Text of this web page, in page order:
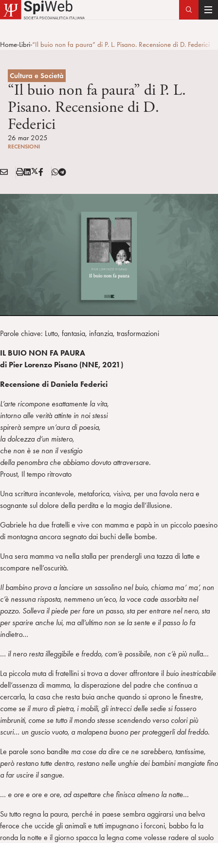
T
g
Home>Libri>“Il buio non fa paura” di P. L. Pisano. Recensione di D. Federici
Cultura e Società
“Il buio non fa paura” di P. L.
Pisano. Recensione di D.
Federici
26 mar 2025
RECENSIONI
Condividi:
E
A
S
a
L
n
X
T
F
T
l
Parole chiave: Lutto, fantasia, infanzia, trasformazioni
IL BUIO NON FA PAURA
di Pier Lorenzo Pisano (NNE, 2021)
Recensione di Daniela Federici
L’arte ricompone esattamente la vita,
intorno alle verità attinte in noi stessi
spirerà sempre un’aura di poesia,
la dolcezza d’un mistero,
che non è se non il vestigio
della penombra che abbiamo dovuto attraversare.
Proust, Il tempo ritrovato
Una scrittura incantevole, metaforica, visiva, per una favola nera e
sognante sul dolore della perdita e la magia dell’illusione.
Gabriele ha due fratelli e vive con mamma e papà in un piccolo paesino
di montagna ancora segnato dai buchi delle bombe.
Una sera mamma va nella stalla per prendergli una tazza di latte e
scompare nell’oscurità.
Il bambino prova a lanciare un sassolino nel buio, chiama ma’ ma’, non
c’è nessuna risposta, nemmeno un’eco, la voce cade assorbita nel
pozzo. Solleva il piede per fare un passo, sta per entrare nel nero, sta
per sparire anche lui, ma all’ultimo non se la sente e il passo lo fa
indietro…
… il nero resta illeggibile e freddo, com’è possibile, non c’è più nulla…
La piccola muta di fratellini si trova a dover affrontare il buio inestricabile
dell’assenza di mamma, la disperazione del padre che continua a
cercarla, la casa che resta buia anche quando si aprono le finestre,
come se il muro di pietra, i mobili, gli intrecci delle sedie si fossero
imbruniti, come se tutto il mondo stesse scendendo verso colori più
scuri… un guscio vuoto, a malapena buono per proteggerli dal freddo.
Le parole sono bandite ma cose da dire ce ne sarebbero, tantissime,
però restano tutte dentro, restano nelle unghie dei bambini mangiate fino
a far uscire il sangue.
… e ore e ore e ore, ad aspettare che finisca almeno la notte…
Su tutto regna la paura, perché in paese sembra aggirarsi una belva
feroce che uccide gli animali e tutti impugnano i forconi, babbo fa la
ronda la notte e il giorno spacca la legna come volesse radere al suolo